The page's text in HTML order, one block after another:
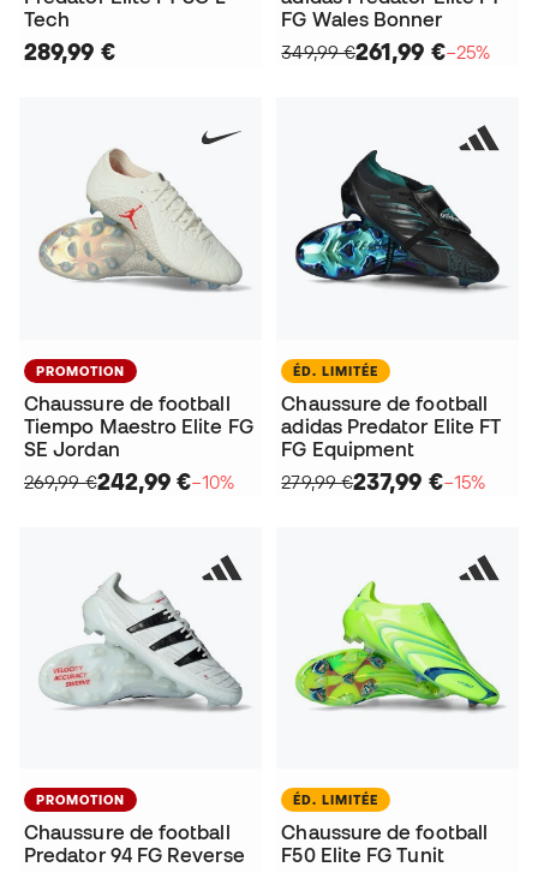
Tech
289,99 €
FG Wales Bonner
349,99 €261,99 €−25%
PROMOTION
Chaussure de football
Tiempo Maestro Elite FG
SE Jordan
269,99 €242,99 €−10%
ÉD. LIMITÉE
Chaussure de football
adidas Predator Elite FT
FG Equipment
279,99 €237,99 €−15%
PROMOTION
Chaussure de football
Predator 94 FG Reverse
ÉD. LIMITÉE
Chaussure de football
F50 Elite FG Tunit